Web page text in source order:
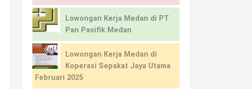
Lowongan Kerja Medan di PT
Pan Pasifik Medan
Lowongan Kerja Medan di
Koperasi Sepakat Jaya Utama
Februari 2025